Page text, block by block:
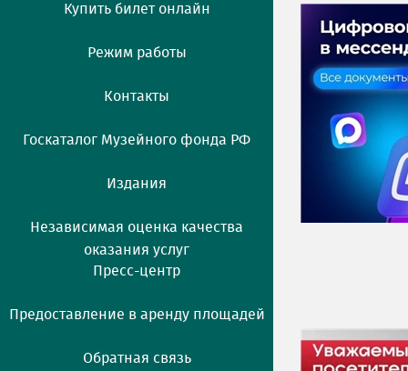
Купить билет онлайн
Режим работы
Контакты
Госкаталог Музейного фонда РФ
Издания
Независимая оценка качества
оказания услуг
Пресс-центр
Предоставление в аренду площадей
Обратная связь